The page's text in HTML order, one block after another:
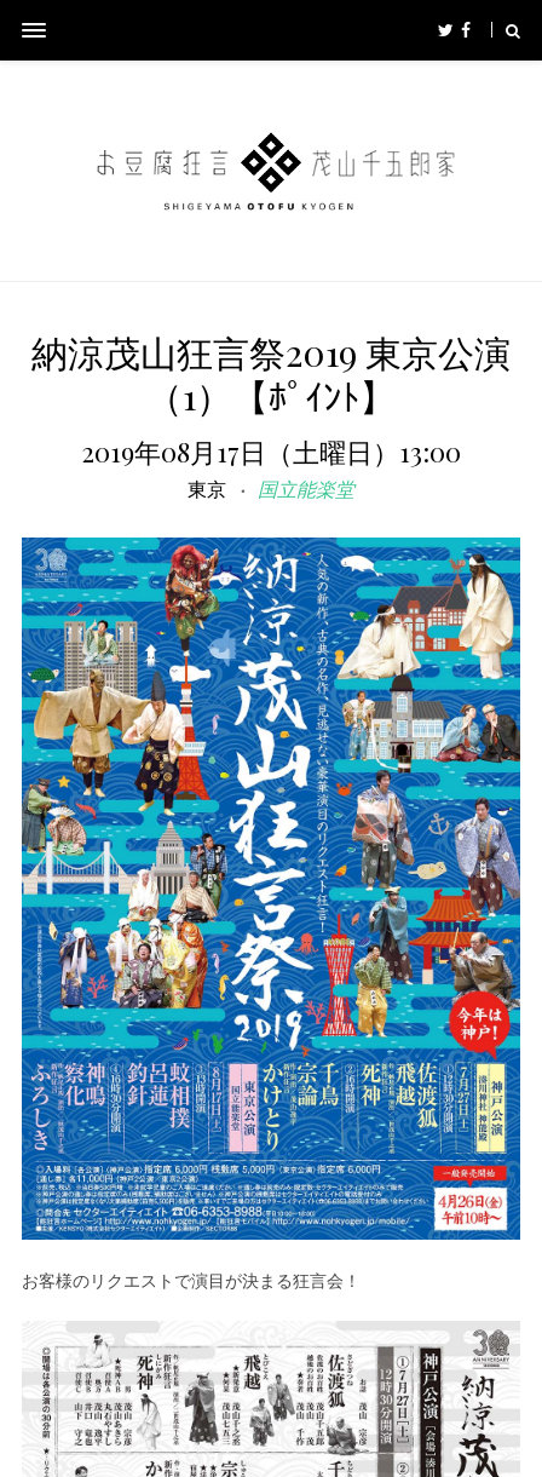
納涼茂山狂言祭2019 東京公演
（1）【ﾎﾟｲﾝﾄ】
2019年08月17日（土曜日）13:00
東京 国立能楽堂
お客様のリクエストで演目が決まる狂言会！